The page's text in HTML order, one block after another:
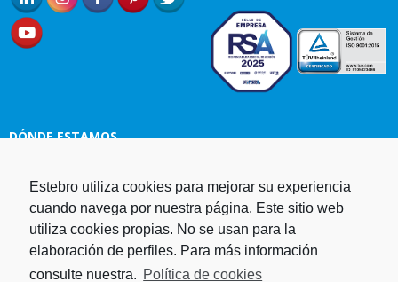
DÓNDE ESTAMOS
Estampaciones EBRO, S.L.
Polg. Ind. Malpica-Alfindén C/H
naves 10, 12, 14 y 5 50171 La
Puebla de Alfindén Zaragoza,
España
Estebro utiliza cookies para mejorar su experiencia
cuando navega por nuestra página. Este sitio web
utiliza cookies propias. No se usan para la
elaboración de perfiles. Para más información
consulte nuestra. Política de cookies